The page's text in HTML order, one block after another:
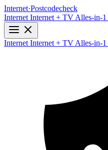
Internet·Postcodecheck
Internet Internet + TV Alles-in-1
Internet Internet + TV Alles-in-1